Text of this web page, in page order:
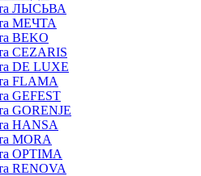
ЛЫСЬВА
МЕЧТА
BEKO
CEZARIS
DE LUXE
FLAMA
GEFEST
GORENJE
HANSA
MORA
OPTIMA
RENOVA